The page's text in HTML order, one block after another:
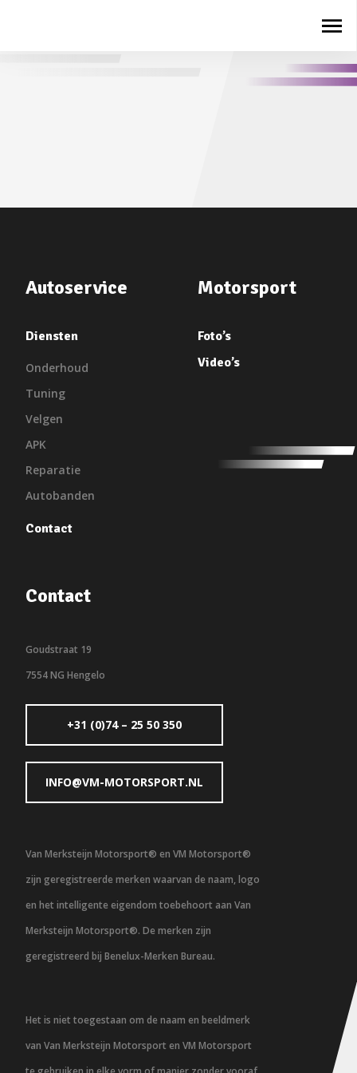
Autoservice
Diensten
Onderhoud
Tuning
Velgen
APK
Reparatie
Autobanden
Contact
Motorsport
Foto’s
Video’s
Contact
Goudstraat 19
7554 NG Hengelo
+31 (0)74 – 25 50 350
INFO@VM-MOTORSPORT.NL
Van Merksteijn Motorsport® en VM Motorsport®
zijn geregistreerde merken waarvan de naam, logo
en het intelligente eigendom toebehoort aan Van
Merksteijn Motorsport®. De merken zijn
geregistreerd bij Benelux-Merken Bureau.
Het is niet toegestaan om de naam en beeldmerk
van Van Merksteijn Motorsport en VM Motorsport